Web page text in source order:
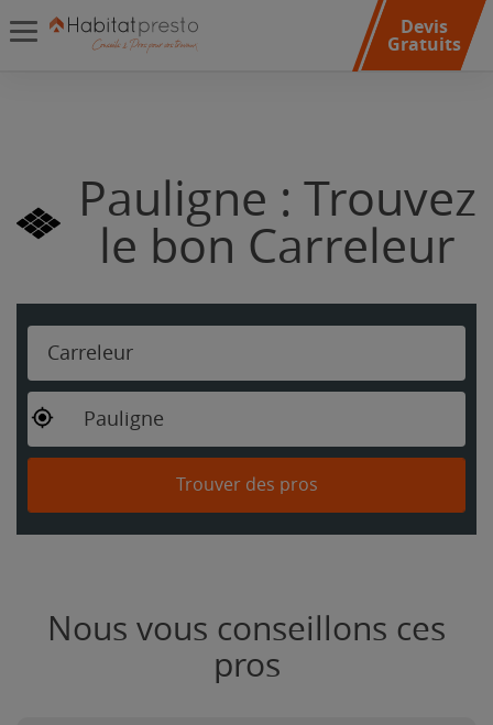
Devis
Gratuits
Pauligne : Trouvez
le bon Carreleur
Carreleur
Pauligne
Trouver des pros
Nous vous conseillons ces
pros